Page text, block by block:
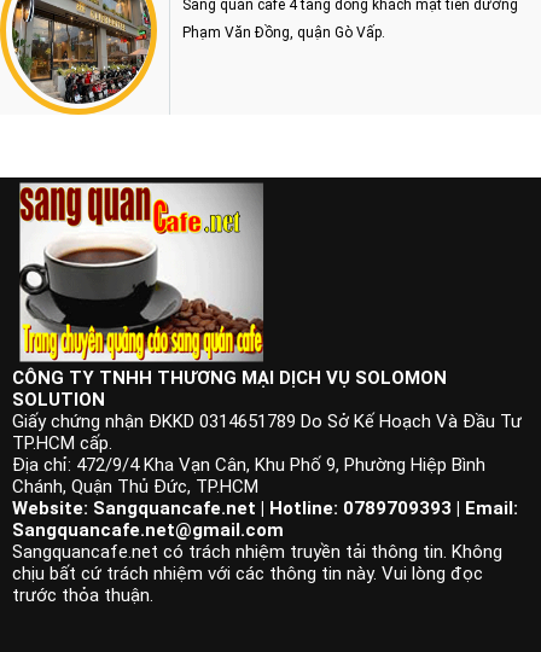
Sang quán cafe 4 tầng đông khách mặt tiền đường
Phạm Văn Đồng, quận Gò Vấp.
CÔNG TY TNHH THƯƠNG MẠI DỊCH VỤ SOLOMON
SOLUTION
Giấy chứng nhận ĐKKD 0314651789 Do Sở Kế Hoạch Và Đầu Tư
TP.HCM cấp.
Địa chỉ: 472/9/4 Kha Vạn Cân, Khu Phố 9, Phường Hiệp Bình
Chánh, Quận Thủ Đức, TP.HCM
Website: Sangquancafe.net | Hotline: 0789709393 | Email:
Sangquancafe.net@gmail.com
Sangquancafe.net có trách nhiệm truyền tải thông tin. Không
chịu bất cứ trách nhiệm với các thông tin này. Vui lòng đọc
trước thỏa thuận.